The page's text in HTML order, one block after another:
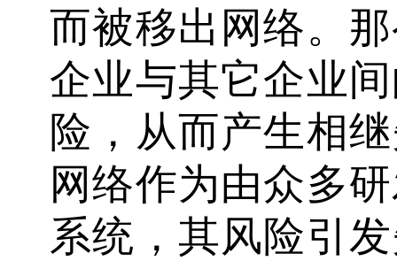
而被移出网络。
企业与其它企业
险，从而产生相
网络作为由众多
系统，其风险引